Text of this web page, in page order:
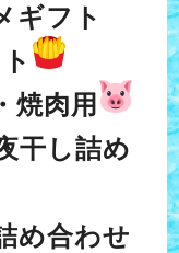
ギフト
焼肉用
干し詰め
め合わせ